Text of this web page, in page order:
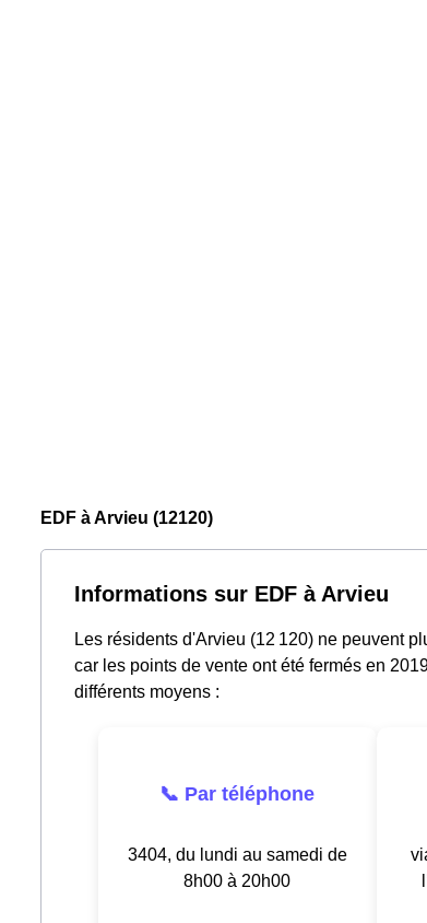
EDF à Arvieu (12120)
Informations sur EDF à Arvieu
Les résidents d'Arvieu (12 120) ne peuvent
car les points de vente ont été fermés en
différents moyens :
📞 Par téléphone
3404, du lundi au samedi de
8h00 à 20h00